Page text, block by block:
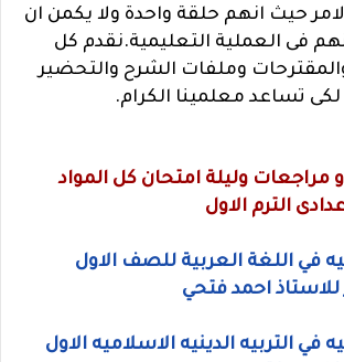
حيث انهم حلقة واحدة ولا يكمن ان
فى العملية التعليمية.نقدم كل
وملفات الشرح والتحضير
تساعد معلمينا الكرام.
وليلة امتحان كل المواد
الترم الاول
في اللغة العربية للصف الاول
للاستاذ احمد فتحي
في التربيه الدينيه الاسلاميه الاول